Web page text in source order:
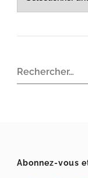
Rechercher :
Abonnez-vous